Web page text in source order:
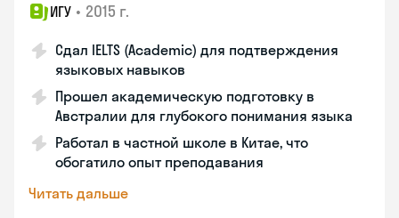
ИГУ • 2015 г.
Сдал IELTS (Academic) для подтверждения
языковых навыков
Прошел академическую подготовку в
Австралии для глубокого понимания языка
Работал в частной школе в Китае, что
обогатило опыт преподавания
Читать дальше